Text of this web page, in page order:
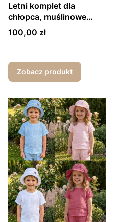
Letni komplet dla
chłopca, muślinowe
krótkie spodenki i t-shirt
Cena
100,00 zł
Zobacz produkt